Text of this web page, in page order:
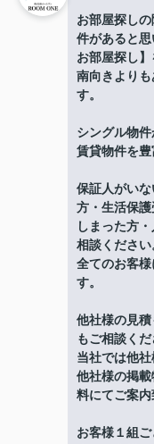
お部屋探し
件があると
お部屋探し】
南向きより
す。
シングル物
賃貸物件を豊
保証人がい
方・生活保
しまった方
相談ください
全てのお客
す。
他社様の見
もご相談くだ
当社では他社
他社様の掲
料にてご案内
お客様１組